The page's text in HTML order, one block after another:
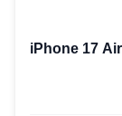
iPhone 17